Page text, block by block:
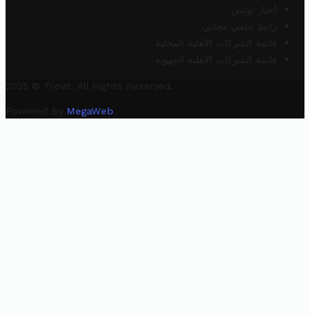
أخبار تونس
رابط خلفي مجاني
قائمة الشركات الأهلية المحلية
قائمة الشركات الأهلية الجهوية
2025 © Trovit. All Rights Reserved.
Powered By MegaWeb